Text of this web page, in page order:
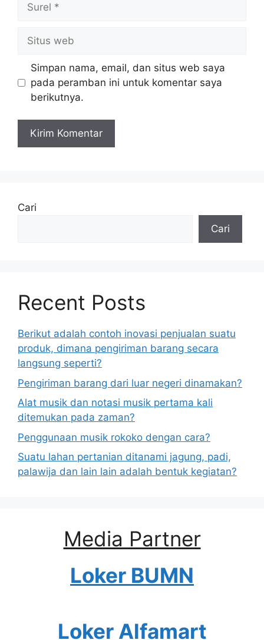
web
Simpan nama, email, dan situs web saya
pada peramban ini untuk komentar saya
berikutnya.
Cari
Cari
Recent Posts
Berikut adalah contoh inovasi penjualan suatu
produk, dimana pengiriman barang secara
langsung seperti?
Pengiriman barang dari luar negeri dinamakan?
Alat musik dan notasi musik pertama kali
ditemukan pada zaman?
Penggunaan musik rokoko dengan cara?
Suatu lahan pertanian ditanami jagung, padi,
palawija dan lain lain adalah bentuk kegiatan?
Media Partner
Loker BUMN
Loker Alfamart